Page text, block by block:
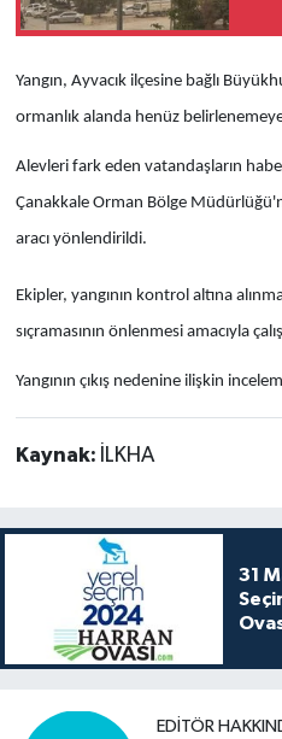
Yangın, Ayvacık ilçesine bağlı
ormanlık alanda henüz
Alevleri fark eden vatandaşların
Çanakkale Orman Bölge
aracı yönlendirildi.
Ekipler, yangının kontrol altına
sıçramasının önlenmesi amacıyla
Yangının çıkış nedenine ilişkin
Kaynak: İLKHA
31
EDITÖR